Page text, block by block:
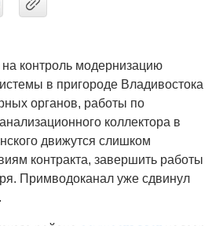
на контроль модернизацию
в пригороде Владивостока
органов, работы по
коллектора в
движутся слишком
контракта, завершить работы
Примводоканал уже сдвинул